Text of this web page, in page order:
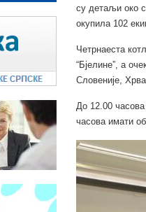
су детаљи око
окупила 102
Четрнаеста
“Бјелине”, а
Словеније,
До 12.00
часова имати